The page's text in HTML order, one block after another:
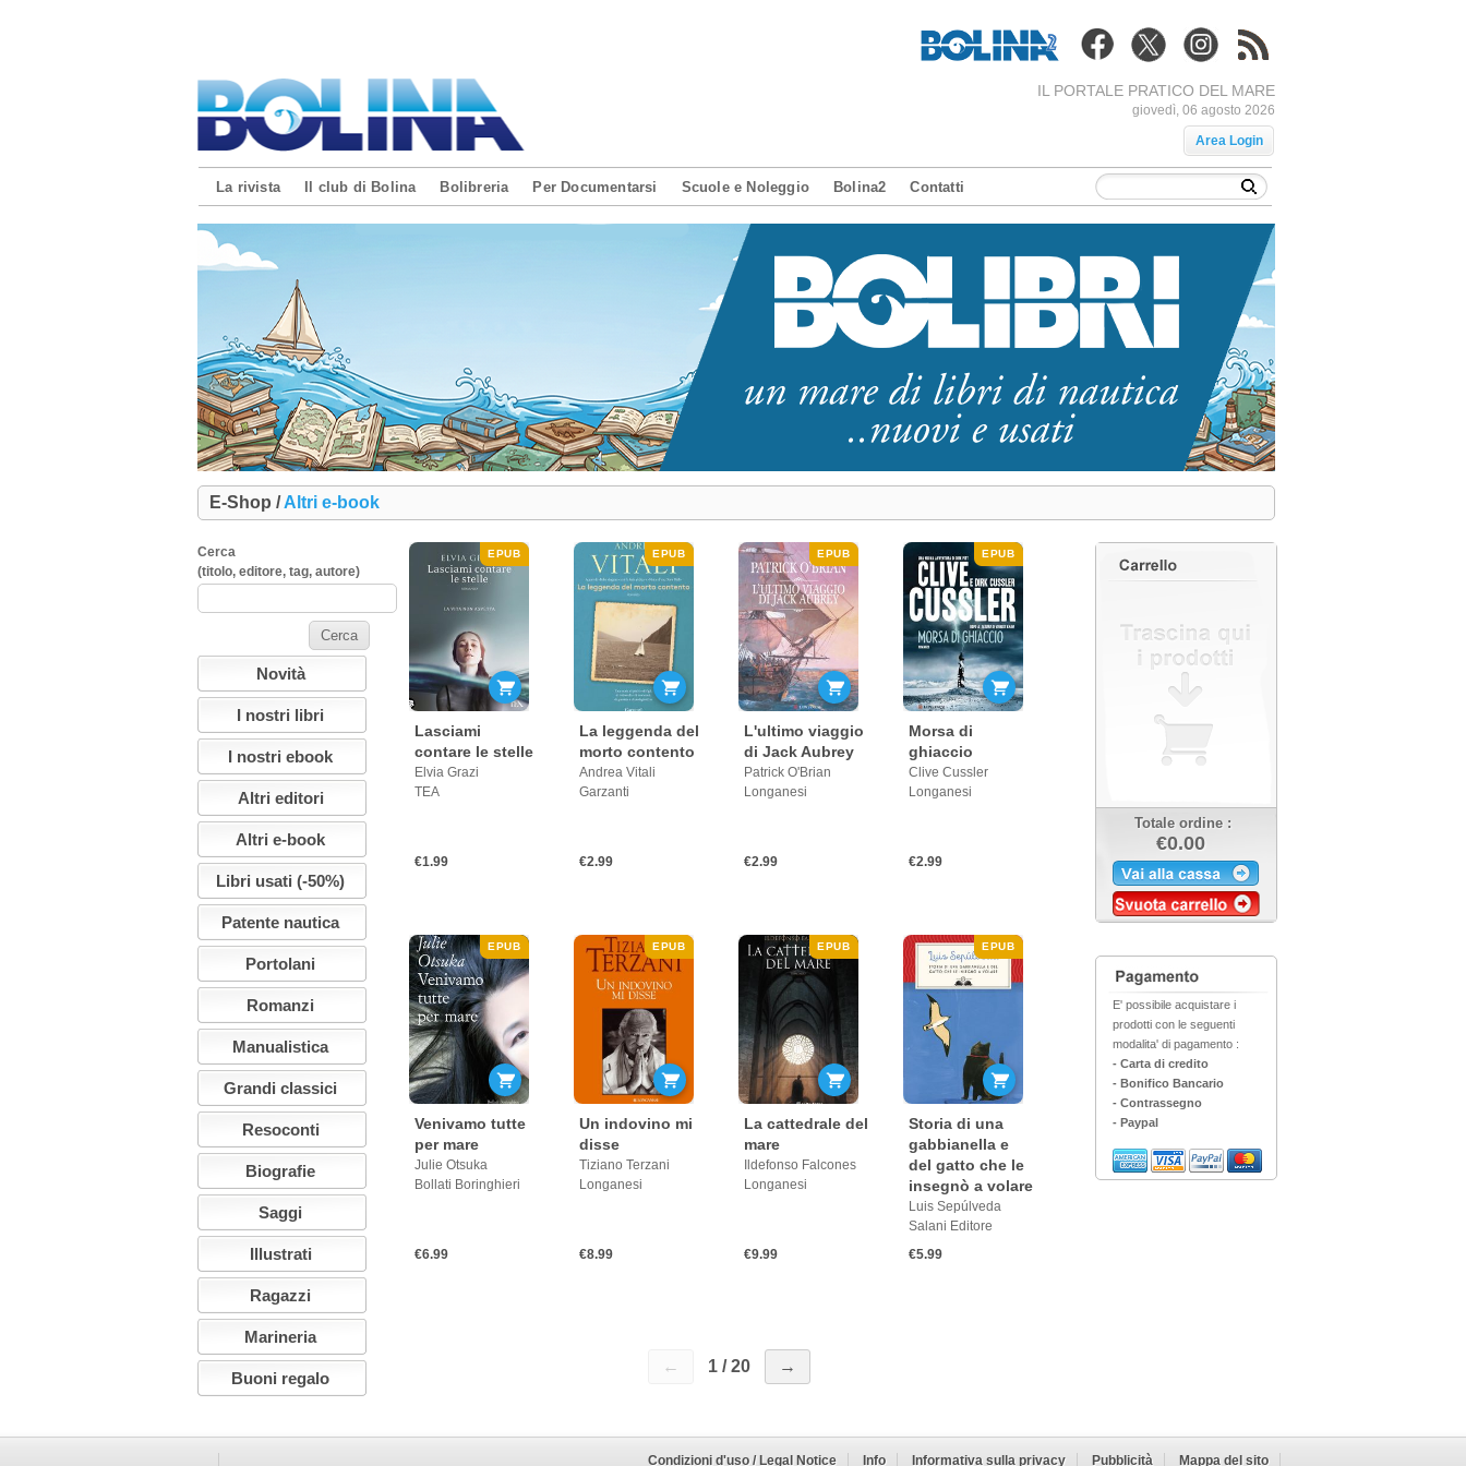
IL PORTALE PRATICO DEL MARE
giovedì, 06 agosto 2026
Area Login
La rivista Il club di Bolina Bolibreria Per Documentarsi Scuole e Noleggio Bolina2 Contatti
E-Shop /Altri e-book
Cerca
(titolo, editore, tag, autore)
Novità
I nostri libri
I nostri ebook
Altri editori
Altri e-book
Libri usati (-50%)
Patente nautica
Portolani
Romanzi
Manualistica
Grandi classici
Resoconti
Biografie
Saggi
Illustrati
Ragazzi
Marineria
Buoni regalo
EPUB
Lasciami
contare le stelle
Elvia Grazi
TEA
€1.99
EPUB
La leggenda del
morto contento
Andrea Vitali
Garzanti
€2.99
EPUB
L'ultimo viaggio
di Jack Aubrey
Patrick O'Brian
Longanesi
€2.99
EPUB
Morsa di
ghiaccio
Clive Cussler
Longanesi
€2.99
EPUB
Venivamo tutte
per mare
Julie Otsuka
Bollati Boringhieri
€6.99
EPUB
Un indovino mi
disse
Tiziano Terzani
Longanesi
€8.99
EPUB
La cattedrale del
mare
Ildefonso Falcones
Longanesi
€9.99
EPUB
Storia di una
gabbianella e
del gatto che le
insegnò a volare
Luis Sepúlveda
Salani Editore
€5.99
← 1 / 20 →
Totale ordine :
€0.00
E' possibile acquistare i
prodotti con le seguenti
modalita' di pagamento :
- Carta di credito
- Bonifico Bancario
- Contrassegno
- Paypal
Condizioni d'uso / Legal Notice Info Informativa sulla privacy Pubblicità Mappa del sito
Questo sito utilizza i cookies. Proseguendo nella navigazione, accetti le condizioni. Ho capito